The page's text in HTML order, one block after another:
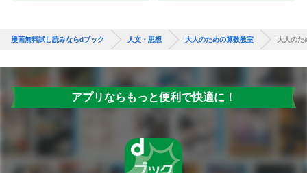
漫画無料試し読みならdブック 人文・思想 大人のための算数教室 大人のた
アプリならもっと便利で快適に！